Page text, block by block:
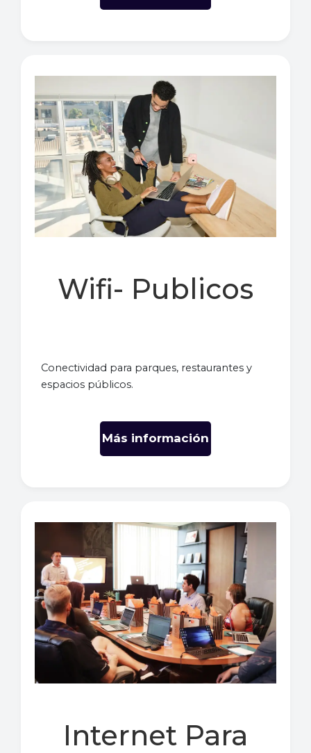
Wifi- Publicos
Conectividad para parques, restaurantes y
espacios públicos.
Más información
Internet Para